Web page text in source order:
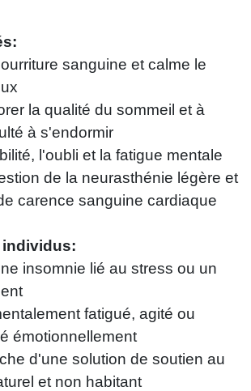
sanguine et calme le
la qualité du sommeil et à
à s'endormir
l'oubli et la fatigue mentale
de la neurasthénie légère et
carence sanguine cardiaque
individus:
insomnie lié au stress ou un
fatigué, agité ou
émotionnellement
d'une solution de soutien au
et non habitant